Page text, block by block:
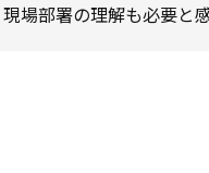
場部署の理解も必要と